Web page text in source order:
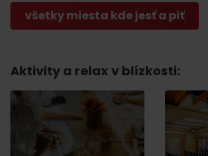
všetky miesta kde jesť a piť
Aktivity a relax v blízkosti: